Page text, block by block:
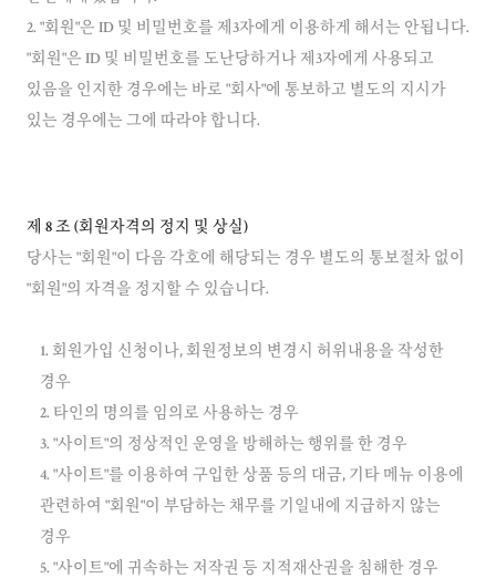
2. "회원"은 ID 및 비밀번호를 제3자에게 이용하게 해서는 안됩니다.
"회원"은 ID 및 비밀번호를 도난당하거나 제3자에게 사용되고
있음을 인지한 경우에는 바로 "회사"에 통보하고 별도의 지시가
있는 경우에는 그에 따라야 합니다.
제 8 조 (회원자격의 정지 및 상실)
당사는 "회원"이 다음 각호에 해당되는 경우 별도의 통보절차 없이
1. 회원가입 신청이나, 회원정보의 변경시 허위내용을 작성한
경우
2. 타인의 명의를 임의로 사용하는 경우
3. "사이트"의 정상적인 운영을 방해하는 행위를 한 경우
4. "사이트"를 이용하여 구입한 상품 등의 대금, 기타 메뉴 이용에
관련하여 "회원"이 부담하는 채무를 기일내에 지급하지 않는
경우
5. "사이트"에 귀속하는 저작권 등 지적재산권을 침해한 경우